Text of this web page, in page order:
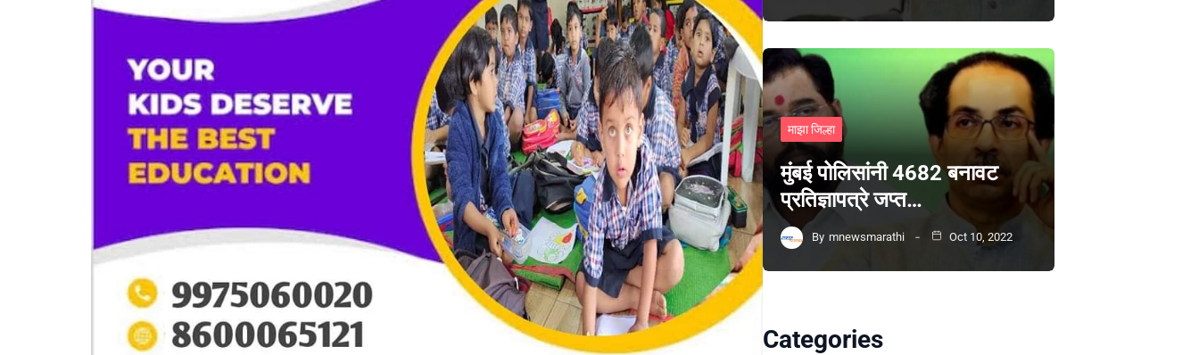
माझा जिल्हा
मुंबई पोलिसांनी 4682 बनावट
प्रतिज्ञापत्रे जप्त…
By mnewsmarathi Oct 10, 2022
Categories